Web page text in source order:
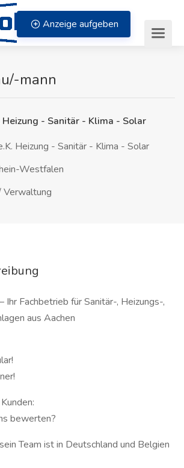
Anzeige aufgeben
mann
Heizung - Sanitär - Klima - Solar
Heizung - Sanitär - Klima - Solar
Westfalen
Verwaltung
Ihr Fachbetrieb für Sanitär-, Heizungs-,
aus Aachen
bewerten?
Team ist in Deutschland und Belgien